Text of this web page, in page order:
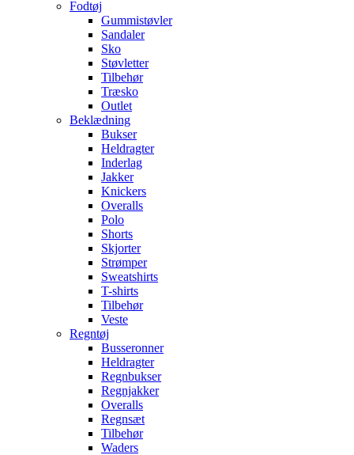
Fodtøj
Gummistøvler
Sandaler
Sko
Støvletter
Tilbehør
Træsko
Outlet
Beklædning
Bukser
Heldragter
Inderlag
Jakker
Knickers
Overalls
Polo
Shorts
Skjorter
Strømper
Sweatshirts
T-shirts
Tilbehør
Veste
Regntøj
Busseronner
Heldragter
Regnbukser
Regnjakker
Overalls
Regnsæt
Tilbehør
Waders